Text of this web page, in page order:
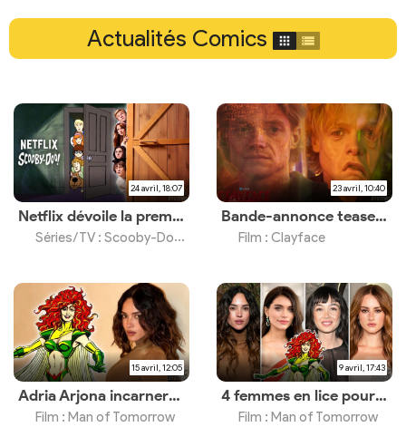
Actualités Comics
24 avril, 18:07
Netflix dévoile la première image de la série
Séries/TV : Scooby-Doo Origins
23 avril, 10:40
Bande-annonce teaser et premières images du film d'horreur
Film : Clayface
15 avril, 12:05
Adria Arjona incarnera Maxima
Film : Man of Tomorrow
9 avril, 17:43
4 femmes en lice pour un rôle clé
Film : Man of Tomorrow